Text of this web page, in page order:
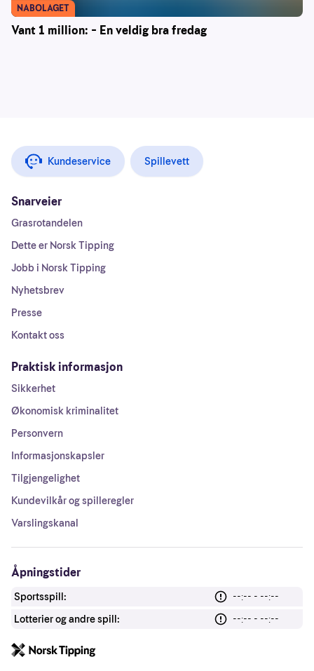
Vant 1 million: – En veldig bra fredag
NABOLAGET
Kundeservice Spillevett
Snarveier
Grasrotandelen
Dette er Norsk Tipping
Jobb i Norsk Tipping
Nyhetsbrev
Presse
Kontakt oss
Praktisk informasjon
Sikkerhet
Økonomisk kriminalitet
Personvern
Informasjonskapsler
Tilgjengelighet
Kundevilkår og spilleregler
Varslingskanal
Åpningstider
Sportsspill:
--:-- - --:--
Lotterier og andre spill:
--:-- - --:--